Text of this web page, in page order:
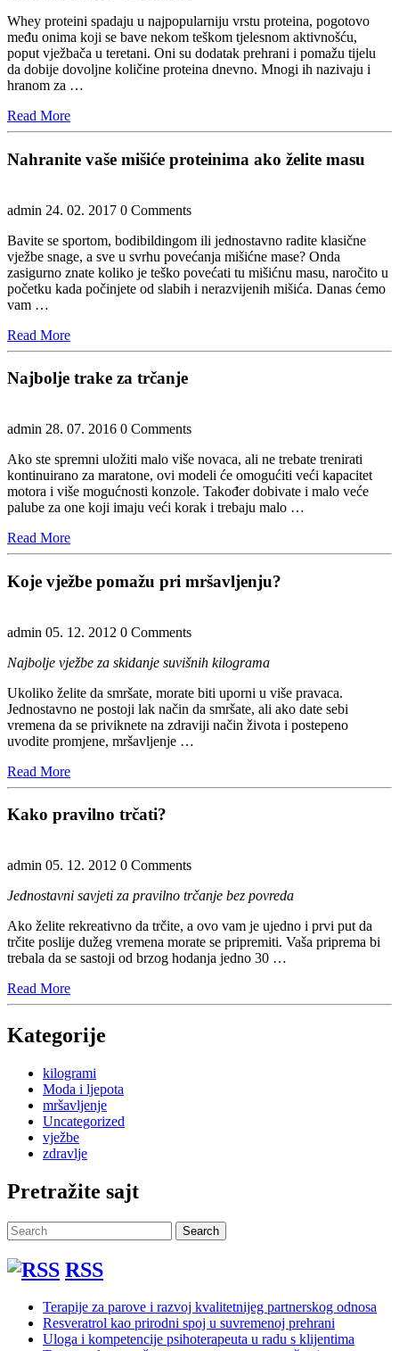
Whey proteini spadaju u najpopularniju vrstu proteina, pogotovo
među onima koji se bave nekom teškom tjelesnom aktivnošću,
poput vježbača u teretani. Oni su dodatak prehrani i pomažu tijelu
da dobije dovoljne količine proteina dnevno. Mnogi ih nazivaju i
hranom za …
Read MoreRead
More
Nahranite vaše mišiće proteinima ako želite masu
admin 24. 02. 2017 0 Comments
Bavite se sportom, bodibildingom ili jednostavno radite klasične
vježbe snage, a sve u svrhu povećanja mišićne mase? Onda
zasigurno znate koliko je teško povećati tu mišićnu masu, naročito u
početku kada počinjete od slabih i nerazvijenih mišića. Danas ćemo
vam …
Read MoreRead
More
Najbolje trake za trčanje
admin 28. 07. 2016 0 Comments
Ako ste spremni uložiti malo više novaca, ali ne trebate trenirati
kontinuirano za maratone, ovi modeli će omogućiti veći kapacitet
motora i više mogućnosti konzole. Također dobivate i malo veće
palube za one koji imaju veći korak i trebaju malo …
Read MoreRead
More
Koje vježbe pomažu pri mršavljenju?
admin 05. 12. 2012 0 Comments
Najbolje vježbe za skidanje suvišnih kilograma
Ukoliko želite da smršate, morate biti uporni u više pravaca.
Jednostavno ne postoji lak način da smršate, ali ako date sebi
vremena da se priviknete na zdraviji način života i postepeno
uvodite promjene, mršavljenje …
Read MoreRead
More
Kako pravilno trčati?
admin 05. 12. 2012 0 Comments
Jednostavni savjeti za pravilno trčanje bez povreda
Ako želite rekreativno da trčite, a ovo vam je ujedno i prvi put da
trčite poslije dužeg vremena morate se pripremiti. Vaša priprema bi
trebala da se sastoji od brzog hodanja jedno 30 …
Read MoreRead
More
Kategorije
kilogrami
Moda i ljepota
mršavljenje
Uncategorized
vježbe
zdravlje
Pretražite sajt
Search
for:
Search
RSS
Terapije za parove i razvoj kvalitetnijeg partnerskog odnosa
Resveratrol kao prirodni spoj u suvremenoj prehrani
Uloga i kompetencije psihoterapeuta u radu s klijentima